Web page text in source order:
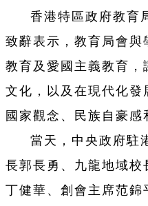
香港特區政府教育
致辭表示，教育局會與
教育及愛國主義教育，
文化，以及在現代化發
國家觀念、民族自豪感
當天，中央政府駐
長郭長勇、九龍地域校
丁健華、創會主席范錦